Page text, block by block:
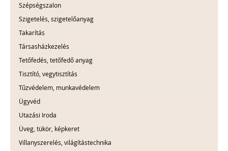
Szépségszalon
Szigetelés, szigetelőanyag
Takarítás
Társasházkezelés
Tetőfedés, tetőfedő anyag
Tisztító, vegytisztítás
Tűzvédelem, munkavédelem
Ügyvéd
Utazási Iroda
Üveg, tükör, képkeret
Villanyszerelés, világítástechnika